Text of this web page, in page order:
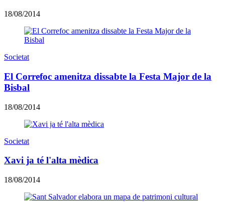
18/08/2014
Societat
El Correfoc amenitza dissabte la Festa Major de la
Bisbal
18/08/2014
Societat
Xavi ja té l'alta mèdica
18/08/2014